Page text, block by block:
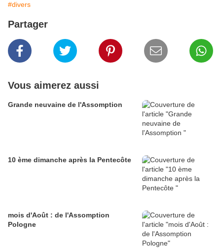
#divers
Partager
Vous aimerez aussi
Grande neuvaine de l'Assomption
10 ème dimanche après la Pentecôte
mois d'Août : de l'Assomption
Pologne